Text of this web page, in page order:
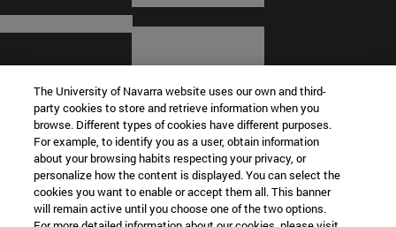
© Universidad de Navarra
Información legal
The University of Navarra website uses our own and third-
party cookies to store and retrieve information when you
browse. Different types of cookies have different purposes.
For example, to identify you as a user, obtain information
about your browsing habits respecting your privacy, or
personalize how the content is displayed. You can select the
cookies you want to enable or accept them all. This banner
will remain active until you choose one of the two options.